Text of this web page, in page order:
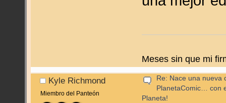
Meses sin que mi
Kyle Richmond
Miembro del Panteón
Re: Nace una nueva
PlanetaComic… con
Planeta!